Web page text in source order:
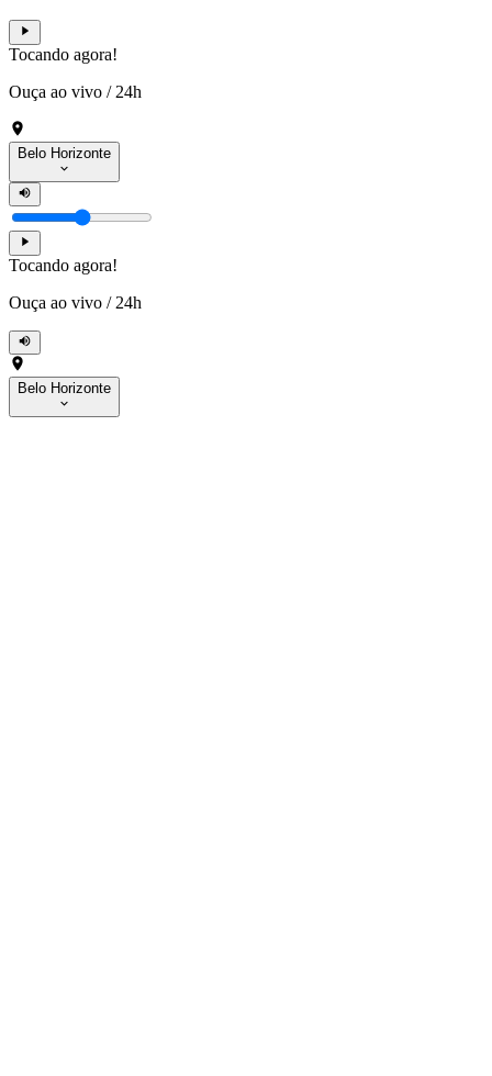
Tocando agora!
Ouça ao vivo / 24h
Belo Horizonte
Tocando agora!
Ouça ao vivo / 24h
Belo Horizonte